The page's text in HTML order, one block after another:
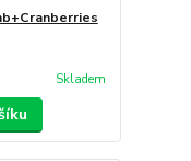
Skladem